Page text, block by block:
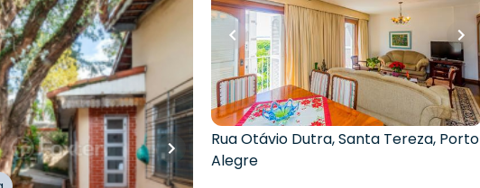
•3banheiros •
Júnior,Jardim da
16% OFF
154m²•3 quartos 2 banheiros•
2 vagas
Apartamento • Condomínio
Jardim Germânia
Rua Otávio Dutra,Santa Tereza, Porto
Alegre